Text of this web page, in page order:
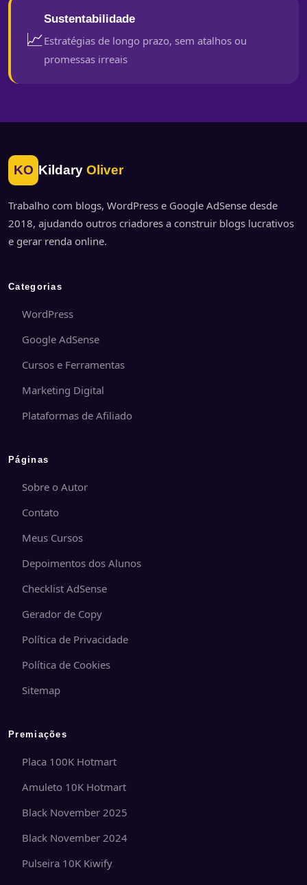
📈
Sustentabilidade
Estratégias de longo prazo, sem atalhos ou
promessas irreais
KO Kildary Oliver
Trabalho com blogs, WordPress e Google AdSense desde
2018, ajudando outros criadores a construir blogs lucrativos
e gerar renda online.
Categorias
WordPress
Google AdSense
Cursos e Ferramentas
Marketing Digital
Plataformas de Afiliado
Páginas
Sobre o Autor
Contato
Meus Cursos
Depoimentos dos Alunos
Checklist AdSense
Gerador de Copy
Política de Privacidade
Política de Cookies
Sitemap
Premiações
Placa 100K Hotmart
Amuleto 10K Hotmart
Black November 2025
Black November 2024
Pulseira 10K Kiwify